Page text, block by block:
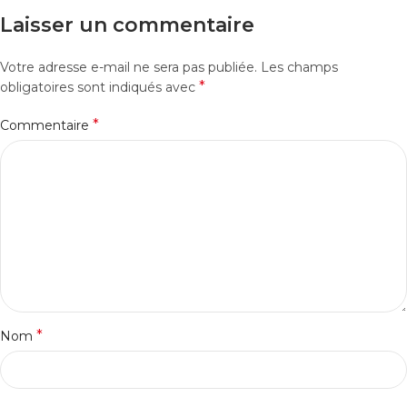
Laisser un commentaire
Votre adresse e-mail ne sera pas publiée. Les champs
obligatoires sont indiqués avec *
Commentaire *
Nom *